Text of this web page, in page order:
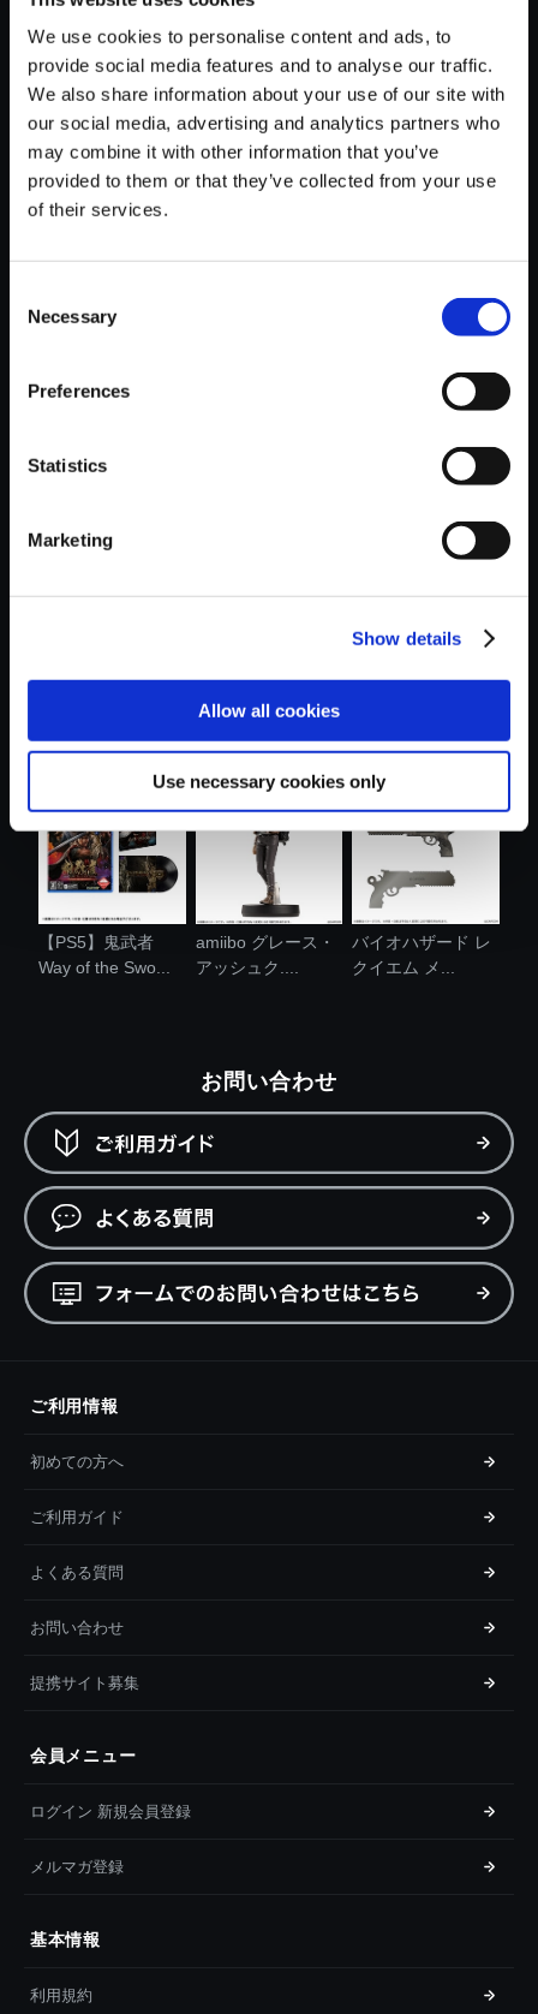
We use cookies to personalise content and ads, to
provide social media features and to analyse our traffic.
We also share information about your use of our site with
our social media, advertising and analytics partners who
may combine it with other information that you’ve
provided to them or that they’ve collected from your use
of their services.
Selection
Necessary
Preferences
Statistics
Marketing
Show details
Allow all cookies
Use necessary cookies only
【単曲】モンスターハンタース
トーリーズ3 ～運命の双竜～
150円
カプコンフィギュ
【PS5】鬼武者
Way of the Swo...
amiibo グレース・
アッシュク....
バイオハザード レ
クイエム メ...
お問い合わせ
ご利用情報
初めての方へ
ご利用ガイド
よくある質問
お問い合わせ
提携サイト募集
会員メニュー
ログイン 新規会員登録
メルマガ登録
基本情報
利用規約